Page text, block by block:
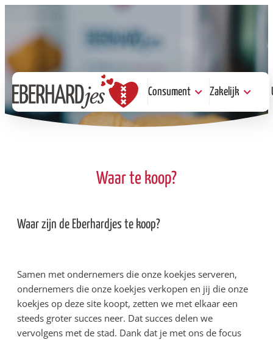
Consument
Consument
Steunen
Zakelijk
Zakelijk
Waar te koop?
Waar zijn de Eberhardjes te koop?
Samen met ondernemers die onze koekjes serveren,
ondernemers die onze koekjes verkopen en jij die onze
koekjes op deze site koopt, zetten we met elkaar een
steeds groter succes neer. Dat succes delen we
vervolgens met de stad. Dank dat je met ons de focus